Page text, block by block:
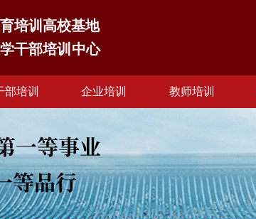
培训高校基地
干部培训中心
部培训 企业培训 教师培训